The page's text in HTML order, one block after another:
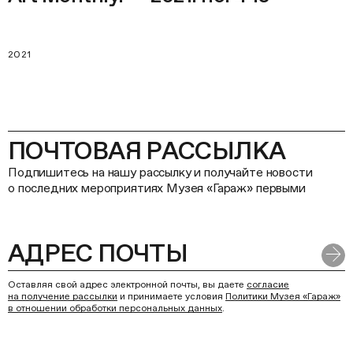
2021
ПОЧТОВАЯ РАССЫЛКА
Подпишитесь на нашу рассылку и получайте новости
о последних мероприятиях Музея «Гараж» первыми
Оставляя свой адрес электронной почты, вы даете согласие
на получение рассылки и принимаете условия Политики Музея «Гараж»
в отношении обработки персональных данных.